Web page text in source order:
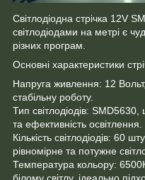
Світлодіодна стрічка 12V
світлодіодами на метрі є
різних програм.
Основні характеристики
Напруга живлення: 12
стабільну роботу.
Тип світлодіодів:
та ефективність освітлення.
Кількість світлодіодів: 60
рівномірне та потужне
Температура кольору: